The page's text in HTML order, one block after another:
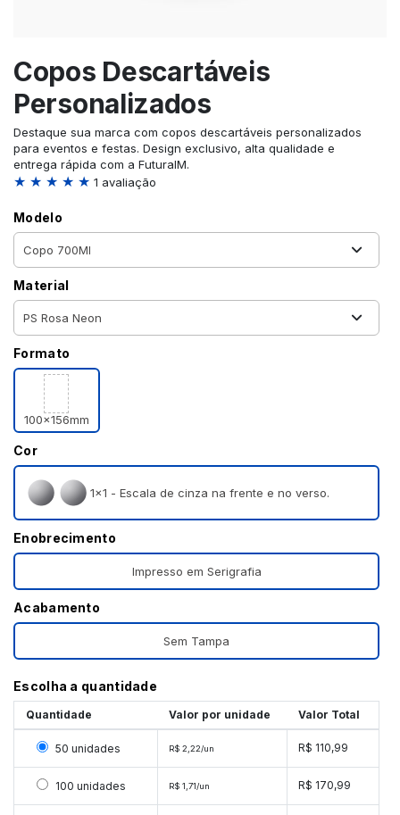
Copos Descartáveis
Personalizados
Destaque sua marca com copos descartáveis personalizados
para eventos e festas. Design exclusivo, alta qualidade e
entrega rápida com a FuturaIM.
★ ★ ★ ★ ★ 1 avaliação
Modelo
Material
Formato
100x156mm
Cor
1×1 - Escala de cinza na frente e no verso.
Enobrecimento
Impresso em Serigrafia
Acabamento
Sem Tampa
Escolha a quantidade
Quantidade Valor por unidade Valor Total
Selecionar 50 unidades
50 unidades R$ 2,22/un R$ 110,99
Selecionar 100 unidades
100 unidades R$ 1,71/un R$ 170,99